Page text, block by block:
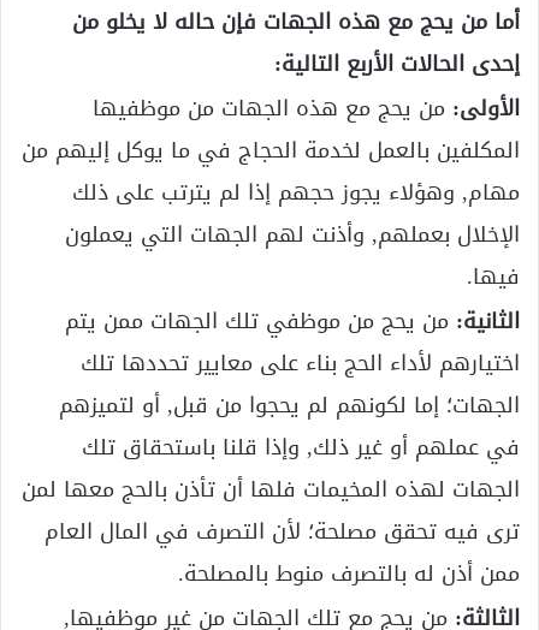
أما من يحج مع هذه الجهات فإن حاله لا يخلو من
إحدى الحالات الأربع التالية:
الأولى: من يحج مع هذه الجهات من موظفيها
المكلفين بالعمل لخدمة الحجاج في ما يوكل إليهم من
مهام, وهؤلاء يجوز حجهم إذا لم يترتب على ذلك
الإخلال بعملهم, وأذنت لهم الجهات التي يعملون
فيها.
الثانية: من يحج من موظفي تلك الجهات ممن يتم
اختيارهم لأداء الحج بناء على معايير تحددها تلك
الجهات؛ إما لكونهم لم يحجوا من قبل, أو لتميزهم
في عملهم أو غير ذلك, وإذا قلنا باستحقاق تلك
الجهات لهذه المخيمات فلها أن تأذن بالحج معها لمن
ترى فيه تحقق مصلحة؛ لأن التصرف في المال العام
ممن أذن له بالتصرف منوط بالمصلحة.
الثالثة: من يحج مع تلك الجهات من غير موظفيها,